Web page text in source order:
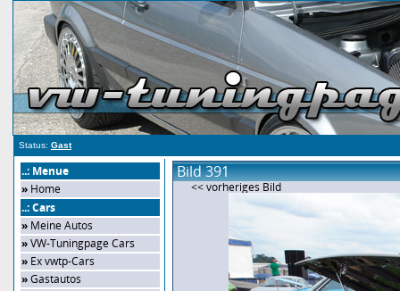
Status: Gast
..: Menue
» Home
..: Cars
» Meine Autos
»VW-Tuningpage Cars
» Ex vwtp-Cars
»Gastautos
Bild 391
<< vorheriges Bild